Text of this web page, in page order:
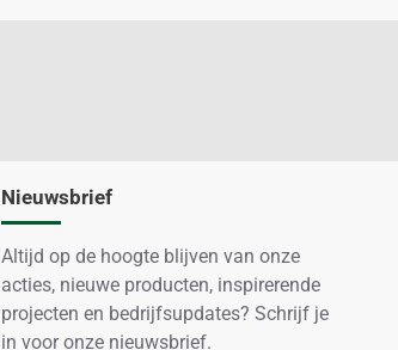
Nieuwsbrief
Altijd op de hoogte blijven van onze
acties, nieuwe producten, inspirerende
projecten en bedrijfsupdates? Schrijf je
in voor onze nieuwsbrief.